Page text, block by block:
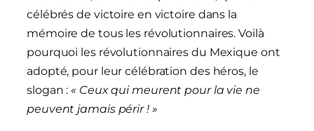
célébrés de victoire en victoire dans la
mémoire de tous les révolutionnaires. Voilà
pourquoi les révolutionnaires du Mexique ont
adopté, pour leur célébration des héros, le
slogan : « Ceux qui meurent pour la vie ne
peuvent jamais périr ! »